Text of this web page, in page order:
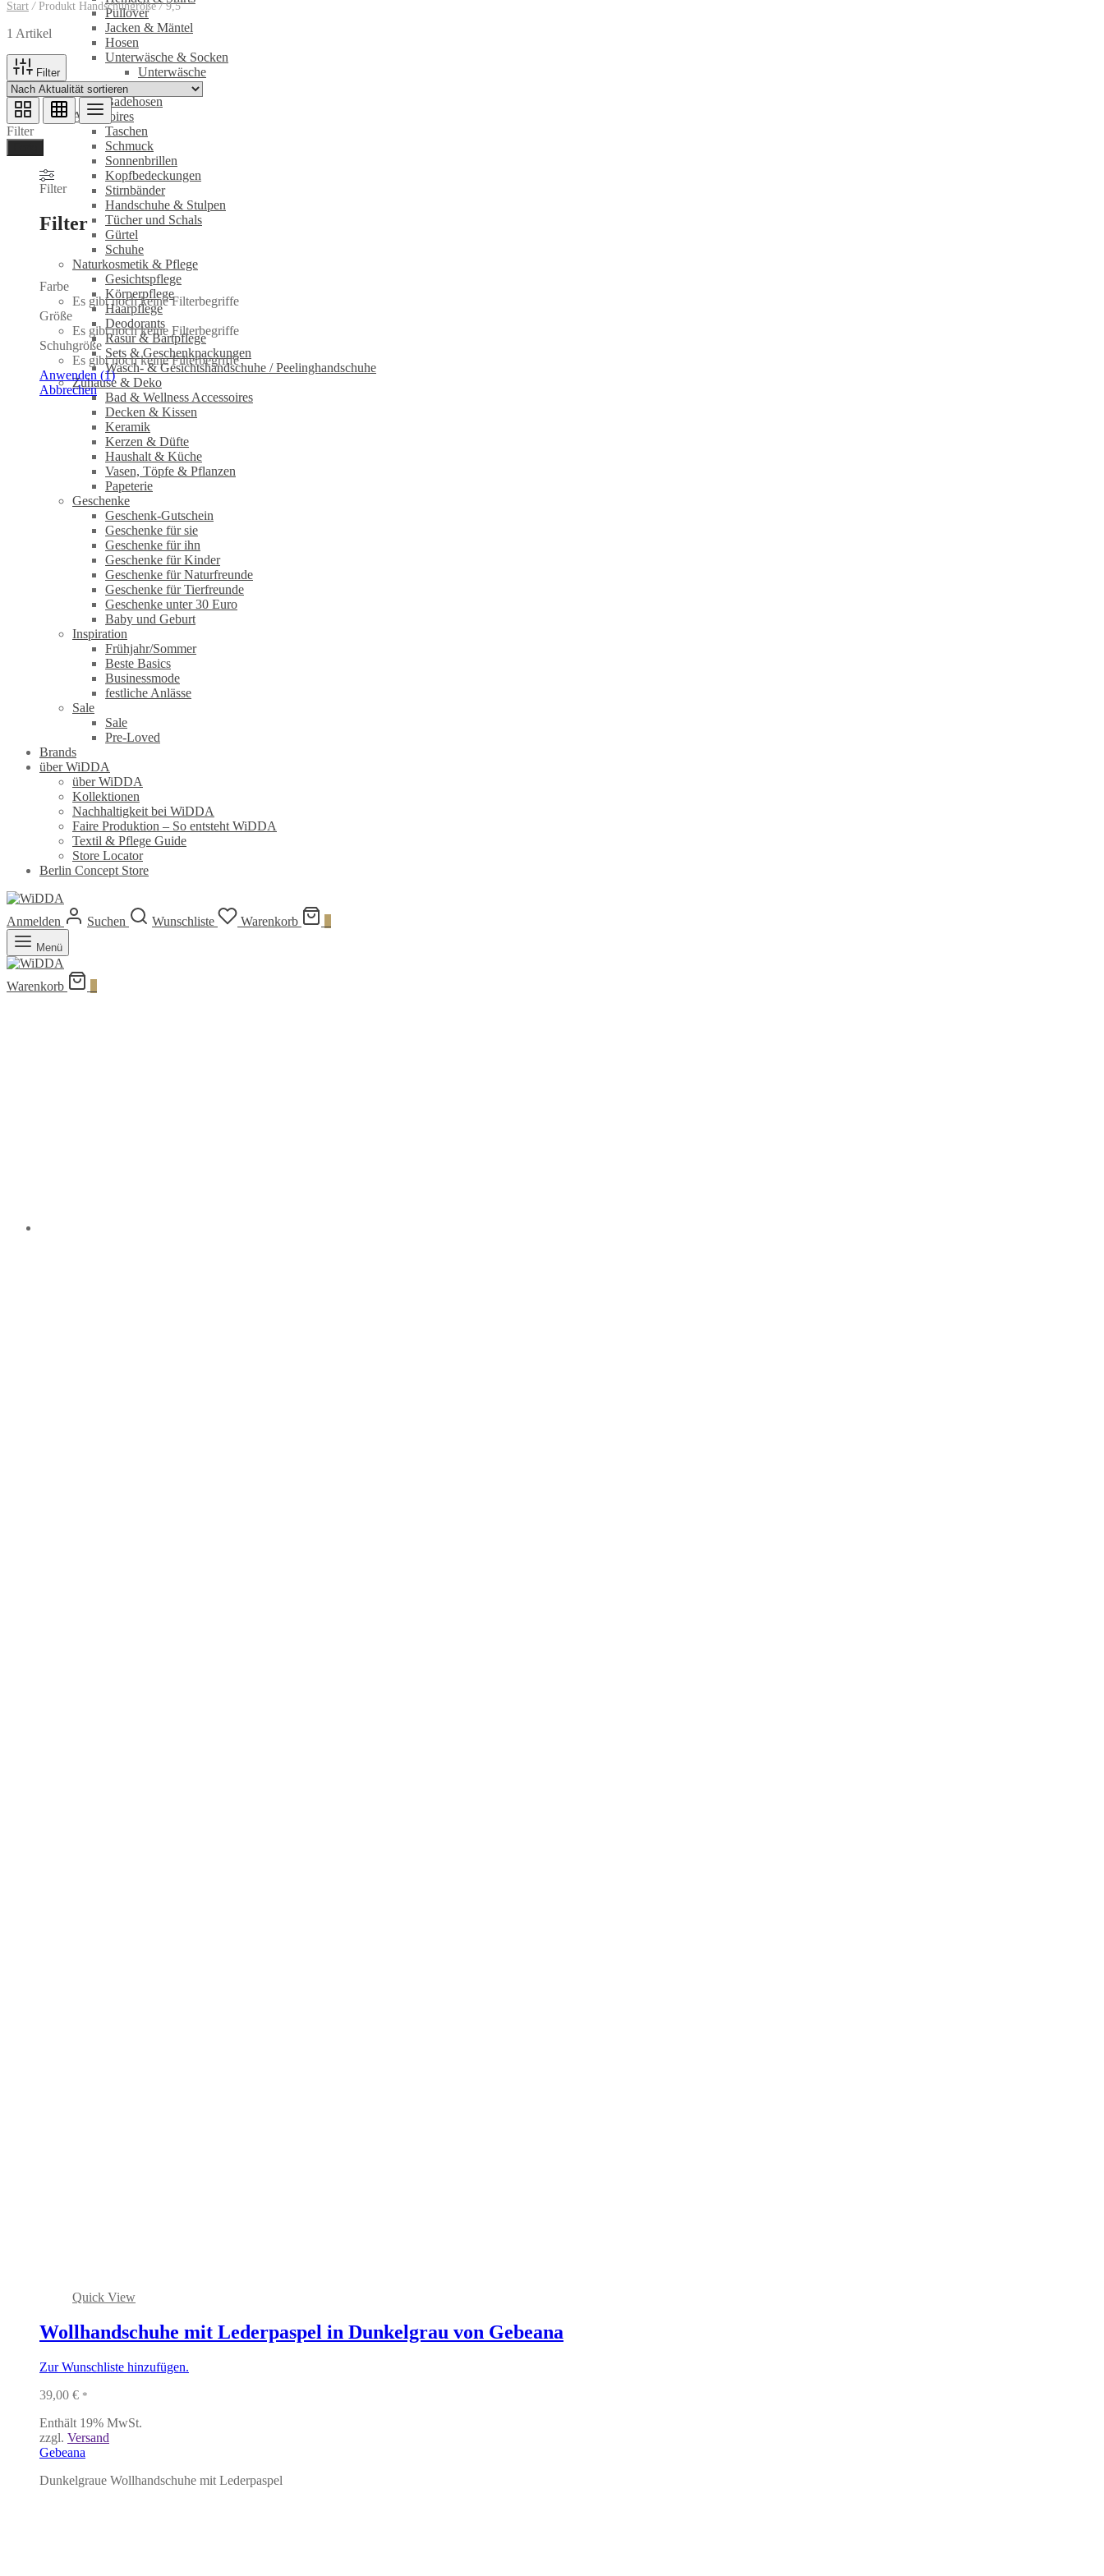
Pullover
Jacken & Mäntel
Hosen
Unterwäsche & Socken
Unterwäsche
Socken
Badehosen
Accessoires
Taschen
Schmuck
Sonnenbrillen
Kopfbedeckungen
Stirnbänder
Handschuhe & Stulpen
Tücher und Schals
Gürtel
Schuhe
Naturkosmetik & Pflege
Gesichtspflege
Körperpflege
Haarpflege
Deodorants
Rasur & Bartpflege
Sets & Geschenkpackungen
Wasch‑ & Gesichtshandschuhe / Peelinghandschuhe
Zuhause & Deko
Bad & Wellness Accessoires
Decken & Kissen
Keramik
Kerzen & Düfte
Haushalt & Küche
Vasen, Töpfe & Pflanzen
Papeterie
Geschenke
Geschenk-Gutschein
Geschenke für sie
Geschenke für ihn
Geschenke für Kinder
Geschenke für Naturfreunde
Geschenke für Tierfreunde
Geschenke unter 30 Euro
Baby und Geburt
Inspiration
Frühjahr/Sommer
Beste Basics
Businessmode
festliche Anlässe
Sale
Sale
Pre-Loved
Brands
über WiDDA
über WiDDA
Kollektionen
Nachhaltigkeit bei WiDDA
Faire Produktion – So entsteht WiDDA
Textil & Pflege Guide
Store Locator
Berlin Concept Store
Anmelden Suchen Wunschliste Warenkorb
Menü
Warenkorb
Start /Produkt Handschuhgröße/9,5
1 Artikel
Filter
Filter
Filter
Filter
Farbe
Es gibt noch keine Filterbegriffe
Größe
Es gibt noch keine Filterbegriffe
Schuhgröße
Es gibt noch keine Filterbegriffe
Anwenden (1)
Abbrechen
Quick View
Wollhandschuhe mit Lederpaspel in Dunkelgrau von Gebeana
Zur Wunschliste hinzufügen.
39,00 € *
Enthält 19% MwSt.
zzgl. Versand
Gebeana
Dunkelgraue Wollhandschuhe mit Lederpaspel